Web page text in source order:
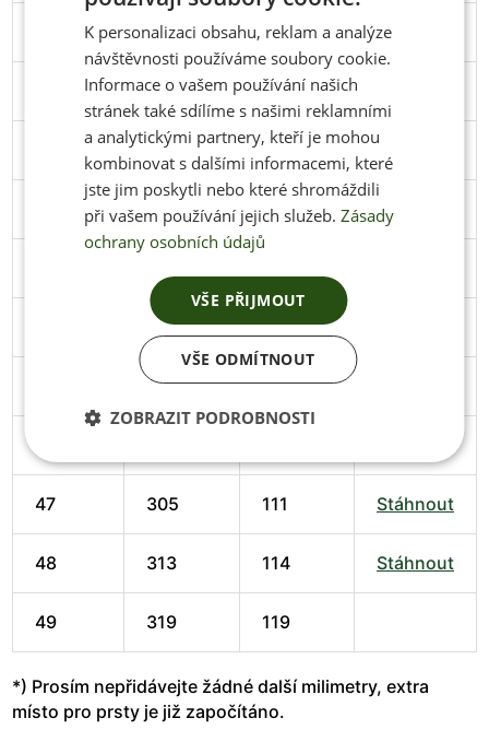
251 95 Stáhnout
258 98
266 102 Stáhnout
274 102 Stáhnout
286 106
291 106
47 305 111 Stáhnout
48 313 114 Stáhnout
49 319 119
*) Prosím nepřidávejte žádné další milimetry, extra
místo pro prsty je již započítáno.
ENGLISH
K personalizaci obsahu, reklam a analýze
návštěvnosti používáme soubory cookie.
Informace o vašem používání našich
stránek také sdílíme s našimi reklamními
a analytickými partnery, kteří je mohou
kombinovat s dalšími informacemi, které
jste jim poskytli nebo které shromáždili
při vašem používání jejich služeb. Zásady
ochrany osobních údajů
VŠE PŘIJMOUT
VŠE ODMÍTNOUT
ZOBRAZIT PODROBNOSTI